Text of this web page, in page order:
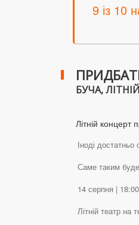
9 із 10
БУЧА,
Літній концерт
Іноді
Саме таким
14 серпня | 18:00
Літній театр на